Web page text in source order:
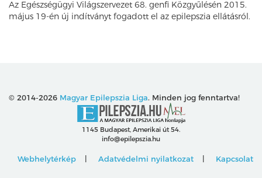
Az Egészségügyi Világszervezet 68. genfi Közgyűlésén 2015.
május 19-én új indítványt fogadott el az epilepszia ellátásról.
© 2014-2026 Magyar Epilepszia Liga. Minden jog fenntartva!
1145 Budapest, Amerikai út 54.
info@epilepszia.hu
Webhelytérkép Adatvédelmi nyilatkozat Kapcsolat